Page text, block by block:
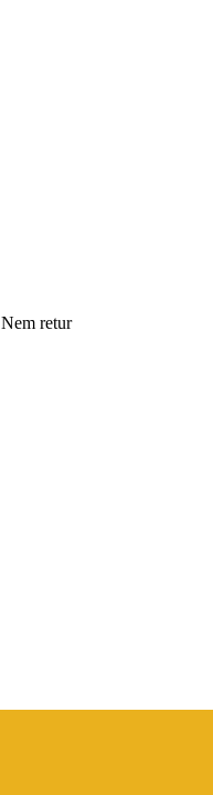
Nem retur